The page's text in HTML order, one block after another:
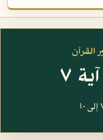
القرآن
٧